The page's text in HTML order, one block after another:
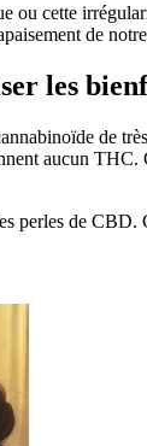
ou cette
de
les
de
aucun
de